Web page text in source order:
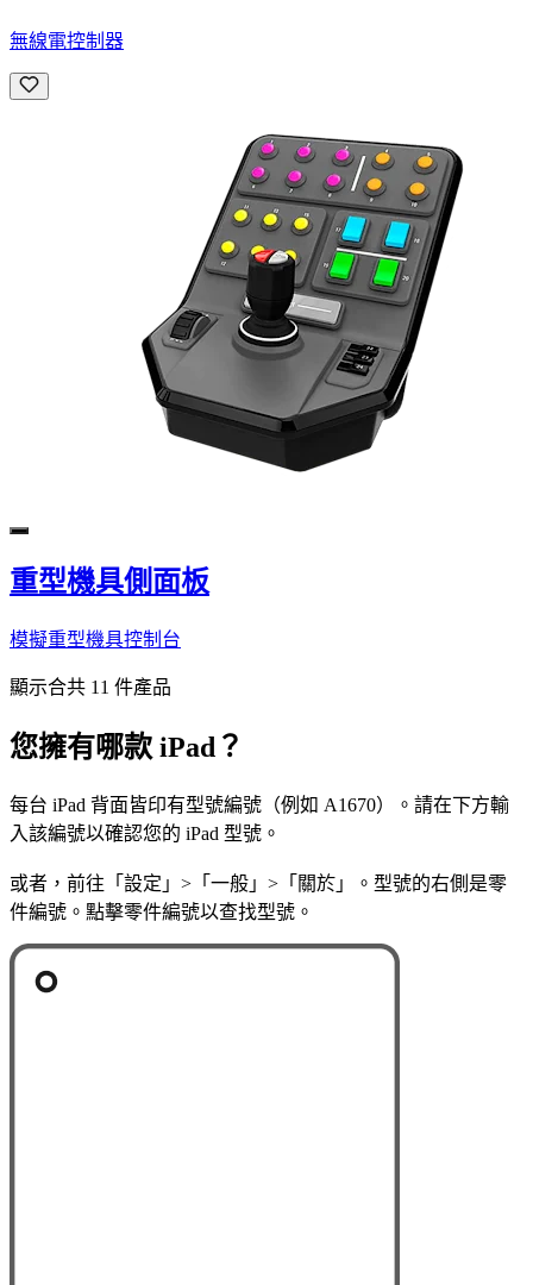
無線電控制器
重型機具側面板
模擬重型機具控制台
顯示合共 11 件產品
您擁有哪款 iPad？
每台 iPad 背面皆印有型號編號（例如 A1670）。請在下方輸
入該編號以確認您的 iPad 型號。
或者，前往「設定」>「一般」>「關於」。型號的右側是零
件編號。點擊零件編號以查找型號。